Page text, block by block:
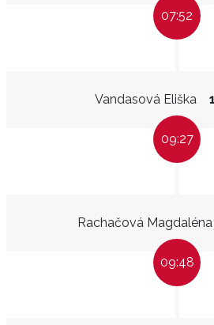
07:52
Vandasová Eliška
09:27
Rachačová Magdaléna
09:48